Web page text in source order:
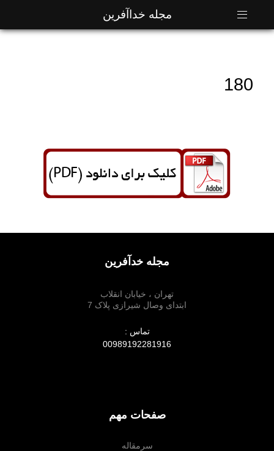
مجله خداآفرین
180
مجله خدآفرین
تهران ، خیابان انقلاب
ابتدای وصال شیرازی پلاک 7
تماس :
00989192281916
صفحات مهم
سرمقاله